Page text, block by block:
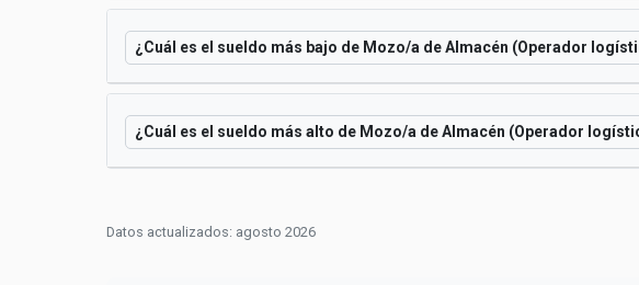
¿Cuál es el sueldo más bajo de Mozo/a de Almacén (Operador
¿Cuál es el sueldo más alto de Mozo/a de Almacén (Operador
Datos actualizados: agosto 2026